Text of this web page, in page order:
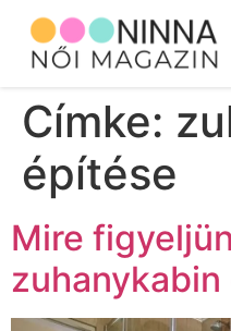
Címke:
építése
Mire